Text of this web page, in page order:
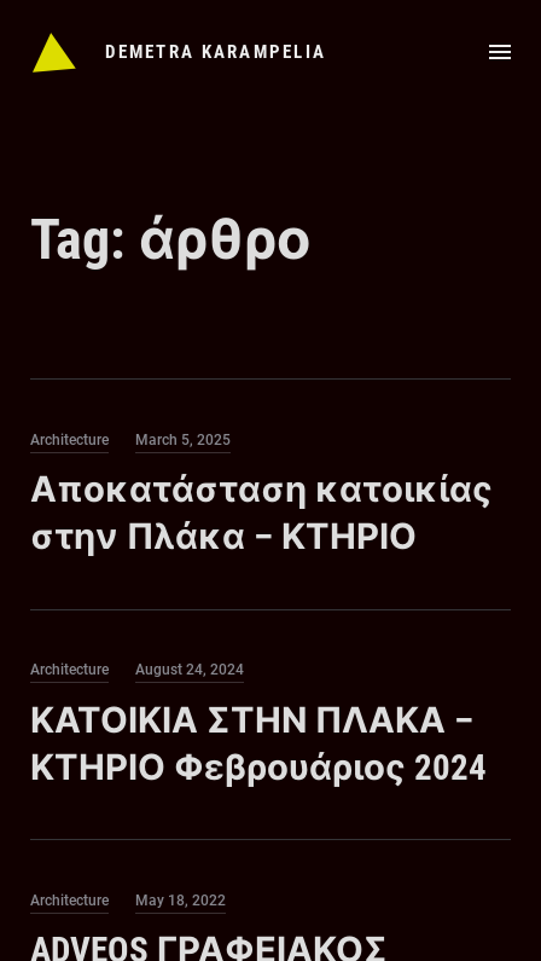
content
DEMETRA KARAMPELIA
Tag: άρθρο
Category
Architecture
Posted
March 5, 2025
Αποκατάσταση κατοικίας
στην Πλάκα – ΚΤΗΡΙΟ
Category
Architecture
Posted
August 24, 2024
ΚΑΤΟΙΚΙΑ ΣΤΗΝ ΠΛΑΚΑ –
ΚΤΗΡΙΟ Φεβρουάριος 2024
Category
Architecture
Posted
May 18, 2022
ADVEOS ΓΡΑΦΕΙΑΚΟΣ